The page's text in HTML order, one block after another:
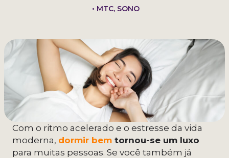
• MTC, SONO
Com o ritmo acelerado e o estresse da vida
moderna, dormir bem tornou-se um luxo
para muitas pessoas. Se você também já